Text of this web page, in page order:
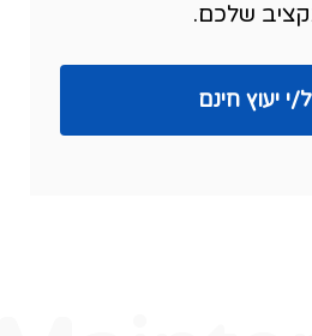
שלכם.
י יעוץ חינם
אתרי